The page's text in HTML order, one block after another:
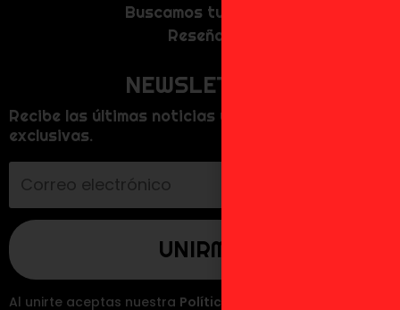
Buscamos tu figura
Reseñas
NEWSLETTER
Recibe las últimas noticias y promociones
exclusivas.
Al unirte aceptas nuestra Política de Privacidad